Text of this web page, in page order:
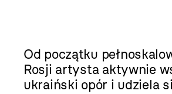
Od początku
Rosji artysta aktywnie
ukraiński opór i udziela